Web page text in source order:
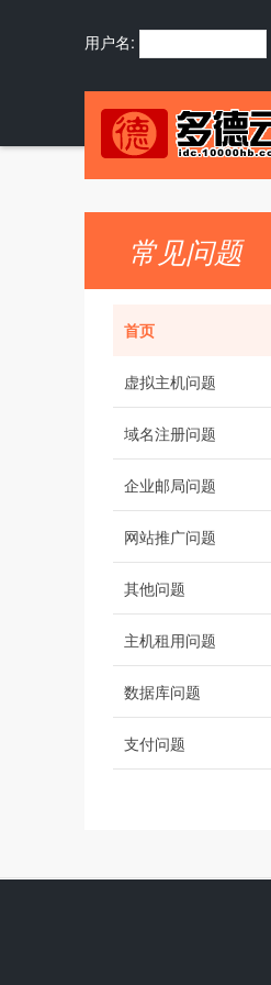
用户名:
常见问题
首页
虚拟主机问题
域名注册问题
企业邮局问题
网站推广问题
其他问题
主机租用问题
数据库问题
支付问题